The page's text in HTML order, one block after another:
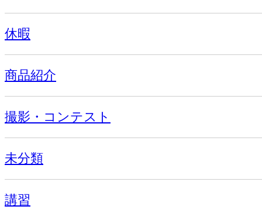
休暇
商品紹介
撮影・コンテスト
未分類
講習